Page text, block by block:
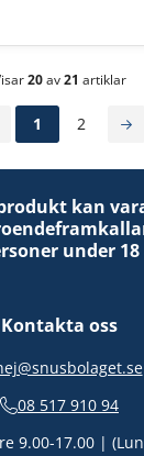
20av21 artiklar
1 2
kan
under 18
Kontakta oss
08 517 910 94
9.00-17.00 |